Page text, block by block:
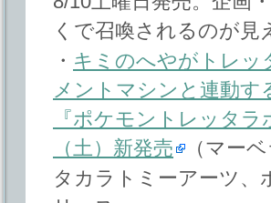
くで召喚されるのが見
・ キミのへやがトレッ
メントマシンと連動す
『ポケモントレッタ
（土）新発売
（マー
タカラトミーアーツ、